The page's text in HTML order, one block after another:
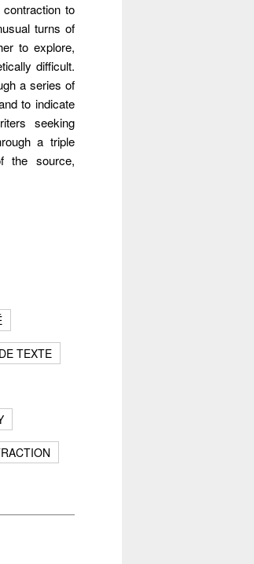
to
turns of
to explore,
difficult.
a series of
to indicate
seeking
a triple
the source,
TEXTE